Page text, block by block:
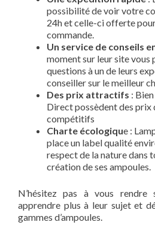
possibilité de voir votre
24h et celle-ci offerte
commande.
Un service de conseils
moment sur leur site vous
questions à un de leurs
conseiller sur le meilleur
Des prix attractifs :
Direct possèdent des prix
compétitifs
Charte écologique :
place un label qualité
respect de la nature dans
création de ses ampoules.
N’hésitez pas à vous
apprendre plus à leur sujet et
gammes d’ampoules.